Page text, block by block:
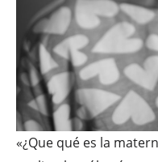
«¿Que qué es la